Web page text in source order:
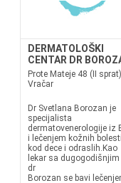
DERMATOLOŠKI
CENTAR DR
Prote Mateje 48 (II
Vračar
Dr Svetlana Borozan je
specijalista
dermatovenerologije iz
i lečenjem kožnih bolesti
kod dece i odraslih.Kao
lekar sa dugogodišnjim
dr
Borozan se bavi